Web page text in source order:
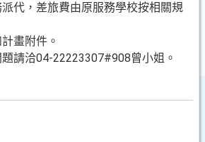
派代，差旅費由原服務學校按相關規
畫附件。
請洽04-22223307#908曾小姐。